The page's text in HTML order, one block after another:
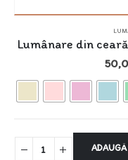
Lumânare din
ADAUGĂ